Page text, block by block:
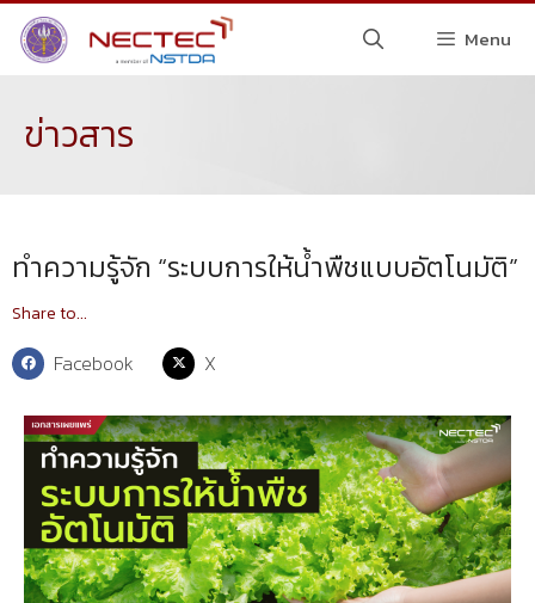
Menu
ข่าวสาร
ทำความรู้จัก “ระบบการให้น้ำพืชแบบอัตโนมัติ”
Share to...
Facebook X